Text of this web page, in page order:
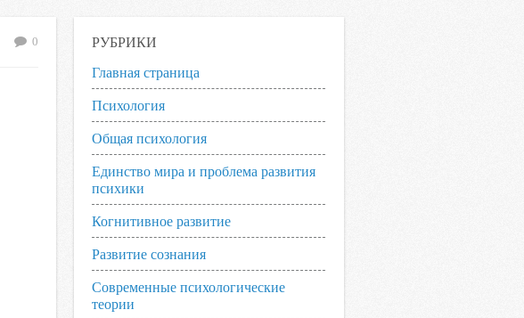
0 РУБРИКИ
Главная страница
Психология
Общая психология
Единство мира и проблема развития
психики
Когнитивное развитие
Развитие сознания
Современные психологические
теории